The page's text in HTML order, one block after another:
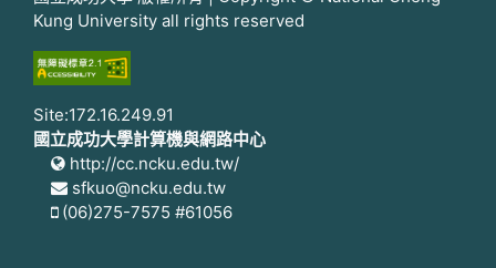
Kung University all rights reserved
Site:172.16.249.91
國立成功大學計算機與網路中心
http://cc.ncku.edu.tw/
sfkuo@ncku.edu.tw
(06)275-7575 #61056